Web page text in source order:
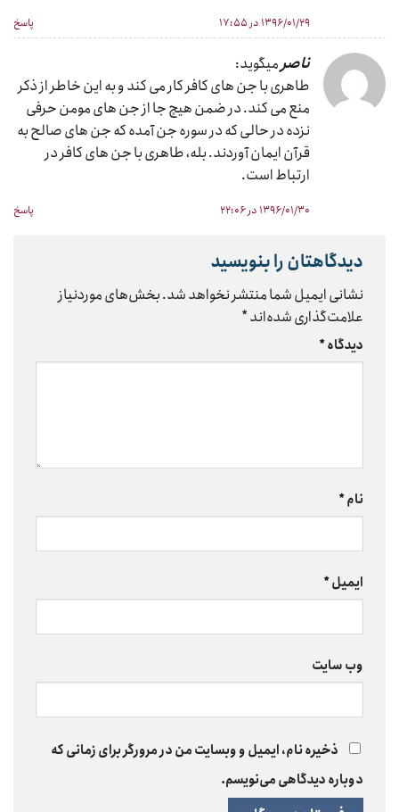
۱۳۹۶/۰۱/۲۹ در ۱۷:۵۵ پاسخ
ناصرمیگوید:
طاهری با جن های کافر کار می کند و به این خاطر از ذکر
منع می کند. در ضمن هیچ جا از جن های مومن حرفی
نزده در حالی که در سوره جن آمده که جن های صالح به
قرآن ایمان آوردند. بله، طاهری با جن های کافر در
ارتباط است.
۱۳۹۶/۰۱/۳۰ در ۲۲:۰۶ پاسخ
دیدگاهتان را بنویسید
نشانی ایمیل شما منتشر نخواهد شد.بخش‌های موردنیاز
علامت‌گذاری شده‌اند*
دیدگاه*
نام*
ایمیل*
وب‌ سایت
ذخیره نام، ایمیل و وبسایت من در مرورگر برای زمانی که
دوباره دیدگاهی می‌نویسم.